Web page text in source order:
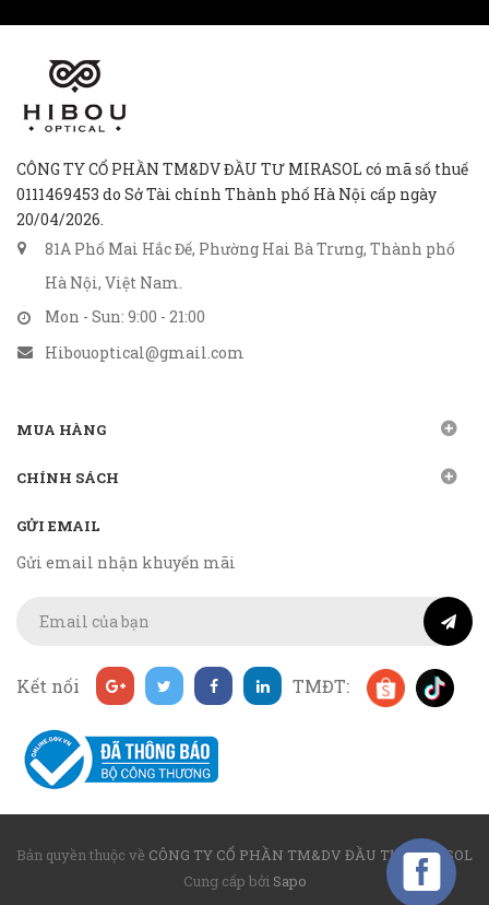
CÔNG TY CỔ PHẦN TM&DV ĐẦU TƯ MIRASOL có mã số thuế
0111469453 do Sở Tài chính Thành phố Hà Nội cấp ngày
20/04/2026.
81A Phố Mai Hắc Đế, Phường Hai Bà Trưng, Thành phố
Hà Nội, Việt Nam.
Mon - Sun: 9:00 - 21:00
Hibouoptical@gmail.com
MUA HÀNG
CHÍNH SÁCH
GỬI EMAIL
Gửi email nhận khuyến mãi
Kết nối TMĐT:
Bản quyền thuộc về CÔNG TY CỔ PHẦN TM&DV ĐẦU TƯ MIRASOL
Cung cấp bởi Sapo